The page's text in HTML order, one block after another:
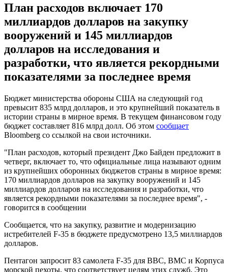
План расходов включает 170
миллиардов долларов на закупку
вооружений и 145 миллиардов
долларов на исследования и
разработки, что является рекордными
показателями за последнее время
Бюджет министерства обороны США на следующий год
превысит 835 млрд долларов, и это крупнейший показатель в
истории страны в мирное время. В текущем финансовом году
бюджет составляет 816 млрд долл. Об этом сообщает
Bloomberg со ссылкой на свои источники.
"План расходов, который президент Джо Байден предложит в
четверг, включает то, что официальные лица называют одним
из крупнейших оборонных бюджетов страны в мирное время:
170 миллиардов долларов на закупку вооружений и 145
миллиардов долларов на исследования и разработки, что
является рекордными показателями за последнее время", -
говорится в сообщении
Сообщается, что на закупку, развитие и модернизацию
истребителей F-35 в бюджете предусмотрено 13,5 миллиардов
долларов.
Пентагон запросит 83 самолета F-35 для ВВС, ВМС и Корпуса
морской пехоты, что соответствует целям этих служб. Это